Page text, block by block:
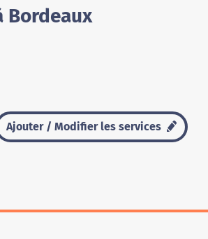
Bordeaux
Ajouter / Modifier les services